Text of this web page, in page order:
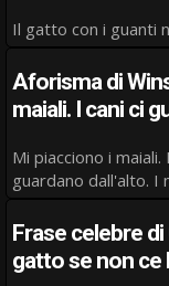
Aforisma di
maiali. I cani ci
Mi piacciono i maiali. I cani ci guardano dal basso. I gatti ci
Frase celebre
gatto se non ce